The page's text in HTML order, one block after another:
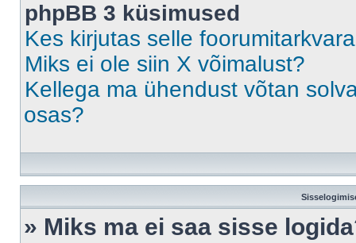
phpBB 3 küsimused
Kes kirjutas selle
Miks ei ole siin X võimalust?
Kellega ma ühendust võtan
osas?
» Miks ma ei saa sisse